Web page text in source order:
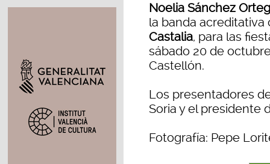
Noelia Sánchez
la banda
Castalia, para las
sábado 20 de
Castellón.
Los presentadores
Soria y el presidente
Fotografía: Pepe